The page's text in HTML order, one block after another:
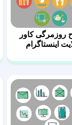
روزمرگی کاور
اینستاگرام